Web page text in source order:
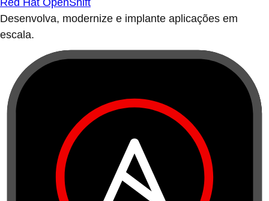
Red Hat OpenShift
Desenvolva, modernize e implante aplicações em
escala.